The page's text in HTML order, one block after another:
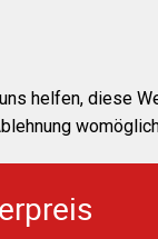
helfen, diese